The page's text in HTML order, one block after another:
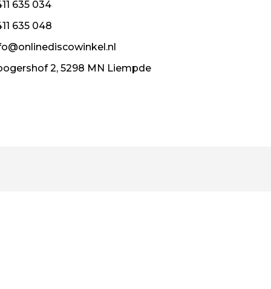
635 034
635 048
2, 5298 MN Liempde